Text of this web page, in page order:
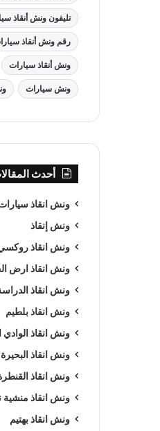
تليفون ونش أنقاذ
رقم ونش أنقاذ
ونش أنقاذ سيارات
ونش سيارات
أحدث
ونش انقاذ
ونش إنقاذ
ونش انقاذ
ونش انقاذ ارض
ونش انقاذ
ونش انقاذ بلطيم
ونش انقاذ الوادي
ونش انقاذ البحيرة
ونش انقاذ
ونش انقاذ منشية
ونش انقاذ بهتيم